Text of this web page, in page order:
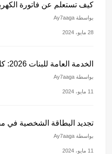
كيف تستعلم عن فاتورة
بواسطة Ay7aaga
28 مايو، 2024
الخدمة العامة للبنات 2026: كل ما تريدين معرفته
بواسطة Ay7aaga
11 مايو، 2024
تجديد البطاقة الشخصية في
بواسطة Ay7aaga
11 مايو، 2024